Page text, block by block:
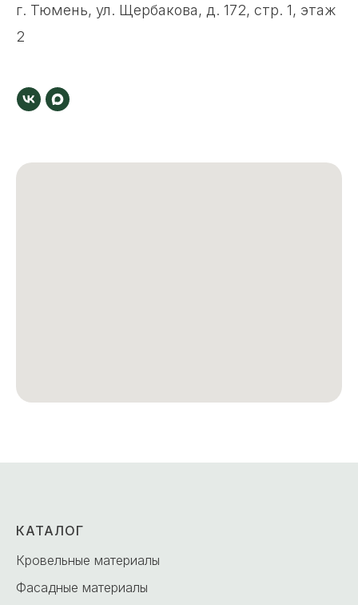
г. Тюмень, ул. Щербакова, д. 172, стр. 1, этаж
2
КАТАЛОГ
Кровельные материалы
Фасадные материалы